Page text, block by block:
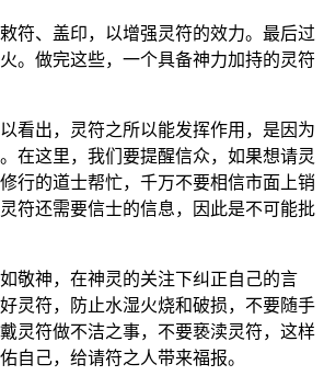
符、盖印，以增强灵符的效力。最后过
。做完这些，一个具备神力加持的灵符
看出，灵符之所以能发挥作用，是因为
在这里，我们要提醒信众，如果想请灵
行的道士帮忙，千万不要相信市面上销
符还需要信士的信息，因此是不可能批
敬神，在神灵的关注下纠正自己的言
灵符，防止水湿火烧和破损，不要随手
灵符做不洁之事，不要亵渎灵符，这样
自己，给请符之人带来福报。